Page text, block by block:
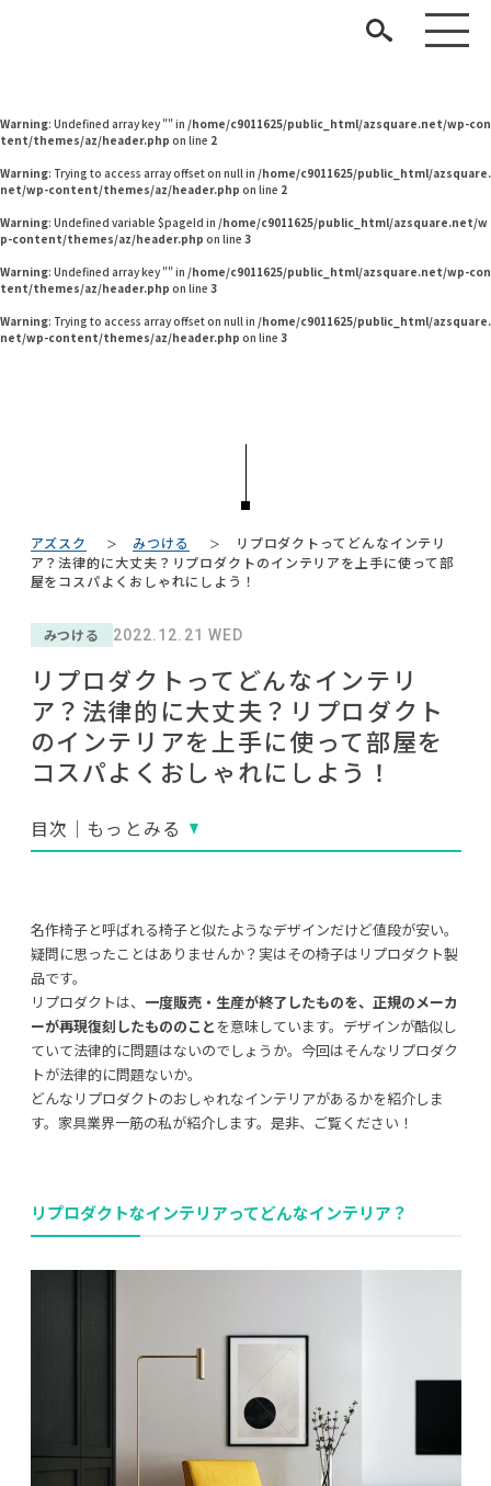
/home/c9011625/public_html/azsquare.net/w
Warning: Undefined array key "" in /home/c9011625/public_html/azsquare.net/wp-con
tent/themes/az/header.php on line 2
Warning: Trying to access array offset on null in /home/c9011625/public_html/azsquare.
net/wp-content/themes/az/header.php on line 2
Warning: Undefined variable $pageId in /home/c9011625/public_html/azsquare.net/w
p-content/themes/az/header.php on line 3
Warning: Undefined array key "" in /home/c9011625/public_html/azsquare.net/wp-con
tent/themes/az/header.php on line 3
Warning: Trying to access array offset on null in /home/c9011625/public_html/azsquare.
net/wp-content/themes/az/header.php on line 3
TAG LIST
#インテリアの法則
#大塚家具#フェリシモ#2022 夏ドラマ
#材木屋のおやじとせがれ#インダストリアルスタイル #コメリ
#KEYUCA
#カリモク家具#岸井ゆきの #家具
#インテリアスタイリングの法則
#コクヨ #ソファ #2022 秋ドラマ#ヤマソロ
#ファニタメ#テレワーク#波瑠#良品計画
利用規約
COPYRIGHT © AZSQUARE. ALL RIGHTS RESERVED
見つける
楽しむ
NEWS
ABOUT
利用規約
アズスク みつける
リプロダクトってどんなインテリ
ア？法律的に大丈夫？リプロダクトのインテリアを上手に使って部
屋をコスパよくおしゃれにしよう！
みつける 2022.12.21 WED
リプロダクトってどんなインテリ
ア？法律的に大丈夫？リプロダクト
のインテリアを上手に使って部屋を
コスパよくおしゃれにしよう！
目次｜もっとみる
名作椅子と呼ばれる椅子と似たようなデザインだけど値段が安い。
疑問に思ったことはありませんか？実はその椅子はリプロダクト製
品です。
リプロダクトは、 一度販売・生産が終了したものを、正規のメーカ
ーが再現復刻したもののこと を意味しています。デザインが酷似し
ていて法律的に問題はないのでしょうか。今回はそんなリプロダク
トが法律的に問題ないか。
どんなリプロダクトのおしゃれなインテリアがあるかを紹介しま
す。家具業界一筋の私が紹介します。是非、ご覧ください！
リプロダクトなインテリアってどんなインテリア？